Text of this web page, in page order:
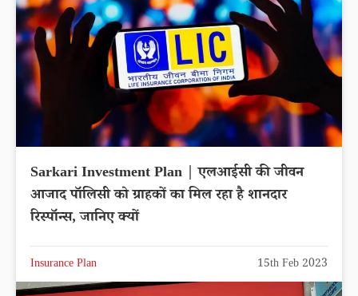
Sarkari Investment Plan | एलआईसी की जीवन
आजाद पॉलिसी को ग्राहकों का मिल रहा है शानदार
रिस्पॉन्स, जानिए क्यों
Insurance Plan 15th Feb 2023